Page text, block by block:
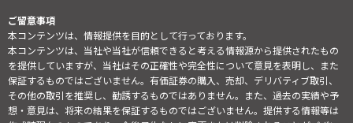
ご留意事項
本コンテンツは、情報提供を目的として行っております。
本コンテンツは、当社や当社が信頼できると考える情報源から提供されたもの
を提供していますが、当社はその正確性や完全性について意見を表明し、また
保証するものではございません。有価証券の購入、売却、デリバティブ取引、
その他の取引を推奨し、勧誘するものではありません。また、過去の実績や予
想・意見は、将来の結果を保証するものではございません。提供する情報等は